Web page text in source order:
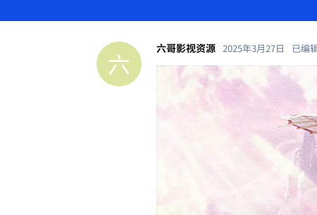
六 六哥影视资源 2025年3月27日 已编